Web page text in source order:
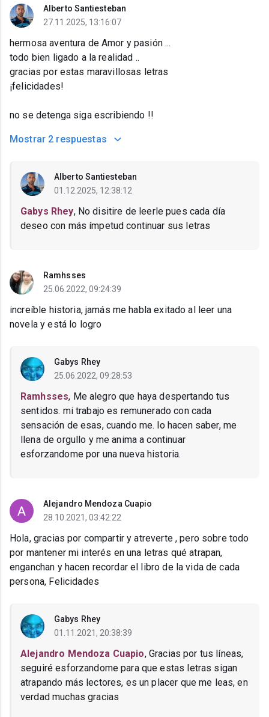
Alberto Santiesteban
27.11.2025, 13:16:07
hermosa aventura de Amor y pasión ...
todo bien ligado a la realidad ..
gracias por estas maravillosas letras
¡felicidades!
no se detenga siga escribiendo !!
Mostrar 2 respuestas
Alberto Santiesteban
01.12.2025, 12:38:12
Gabys Rhey, No disitire de leerle pues cada día
deseo con más ímpetud continuar sus letras
Ramhsses
25.06.2022, 09:24:39
increíble historia, jamás me habla exitado al leer una
novela y está lo logro
Gabys Rhey
25.06.2022, 09:28:53
Ramhsses, Me alegro que haya despertando tus
sentidos. mi trabajo es remunerado con cada
sensación de esas, cuando me. lo hacen saber, me
llena de orgullo y me anima a continuar
esforzandome por una nueva historia.
Alejandro Mendoza Cuapio
28.10.2021, 03:42:22
Hola, gracias por compartir y atreverte , pero sobre todo
por mantener mi interés en una letras qué atrapan,
enganchan y hacen recordar el libro de la vida de cada
persona, Felicidades
Gabys Rhey
01.11.2021, 20:38:39
Alejandro Mendoza Cuapio, Gracias por tus líneas,
seguiré esforzandome para que estas letras sigan
atrapando más lectores, es un placer que me leas, en
verdad muchas gracias